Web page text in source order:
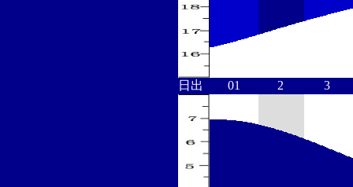
日出 01 2 3